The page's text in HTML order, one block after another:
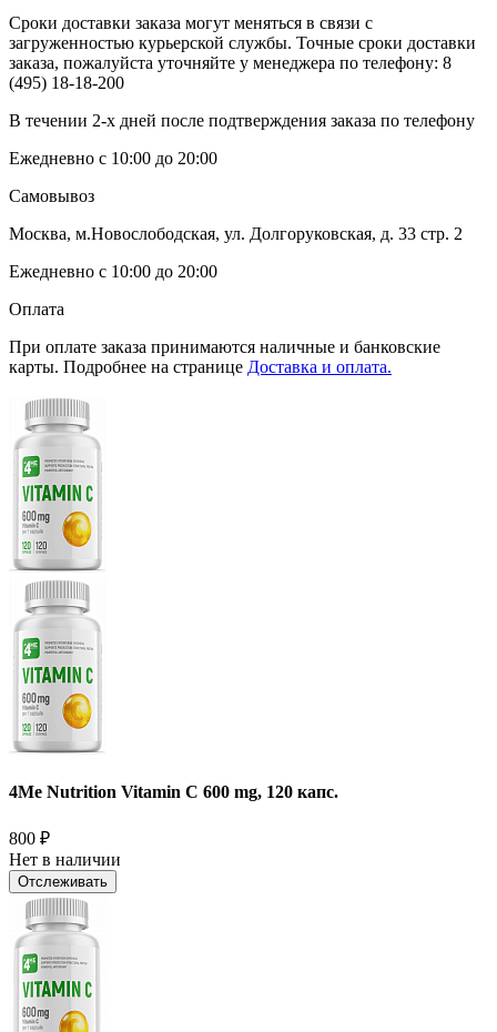
Сроки доставки заказа могут меняться в связи с
загруженностью курьерской службы. Точные сроки доставки
заказа, пожалуйста уточняйте у менеджера по телефону: 8
(495) 18-18-200
В течении 2-х дней после подтверждения заказа по телефону
Ежедневно с 10:00 до 20:00
Самовывоз
Москва, м.Новослободская, ул. Долгоруковская, д. 33 стр. 2
Ежедневно с 10:00 до 20:00
Оплата
При оплате заказа принимаются наличные и банковские
карты. Подробнее на странице Доставка и оплата.
4Me Nutrition Vitamin C 600 mg, 120 капс.
800 ₽
Нет в наличии
Отслеживать